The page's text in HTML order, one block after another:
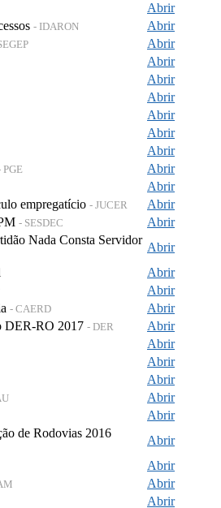
Abrir
- IDARON
Abrir
Abrir
Abrir
Abrir
Abrir
Abrir
Abrir
Abrir
PGE
Abrir
Abrir
empregatício - JUCER
Abrir
- SESDEC
Abrir
Nada Consta Servidor
Abrir
Abrir
Abrir
- CAERD
Abrir
DER-RO 2017 - DER
Abrir
Abrir
Abrir
Abrir
Abrir
Abrir
de Rodovias 2016
Abrir
Abrir
Abrir
Abrir